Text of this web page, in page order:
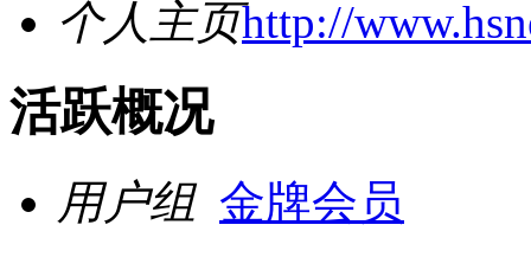
个人主页http://
活跃概况
用户组 金牌会员